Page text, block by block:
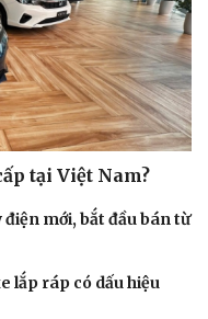
trí
sĩ
trang
Việt
tại Việt Nam?
mới, bắt đầu bán từ
lắp ráp có dấu hiệu